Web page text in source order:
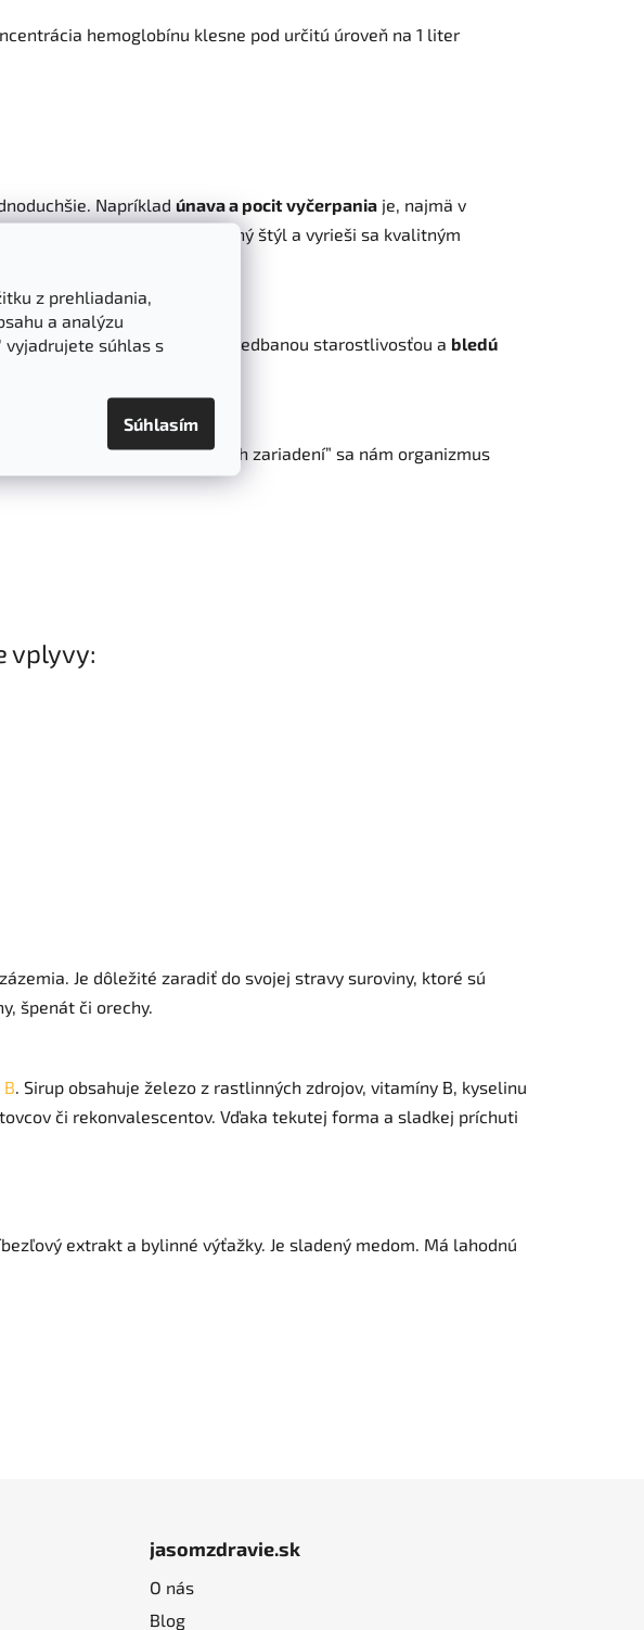
z prehliadania,
a analýzu
súhlas s
Súhlasím
hemoglobínu klesne pod určitú úroveň na 1 liter
Napríklad únava a pocit vyčerpania je, najmä v
zodpovedá skrátka náš životný štýl a vyrieši sa kvalitným
stresovými situáciami a zanedbanou starostlivosťou a bledú
vzduchu.
týchto „poplašných zariadení” sa nám organizmus
vplyvy:
Je dôležité zaradiť do svojej stravy suroviny, ktoré sú
špenát či orechy.
. Sirup obsahuje železo z rastlinných zdrojov, vitamíny B, kyselinu
či rekonvalescentov. Vďaka tekutej forma a sladkej príchuti
extrakt a bylinné výťažky. Je sladený medom. Má lahodnú
jasomzdravie.sk
O nás
Blog